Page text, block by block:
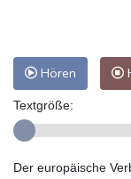
Hören
Textgröße:
Der europäische